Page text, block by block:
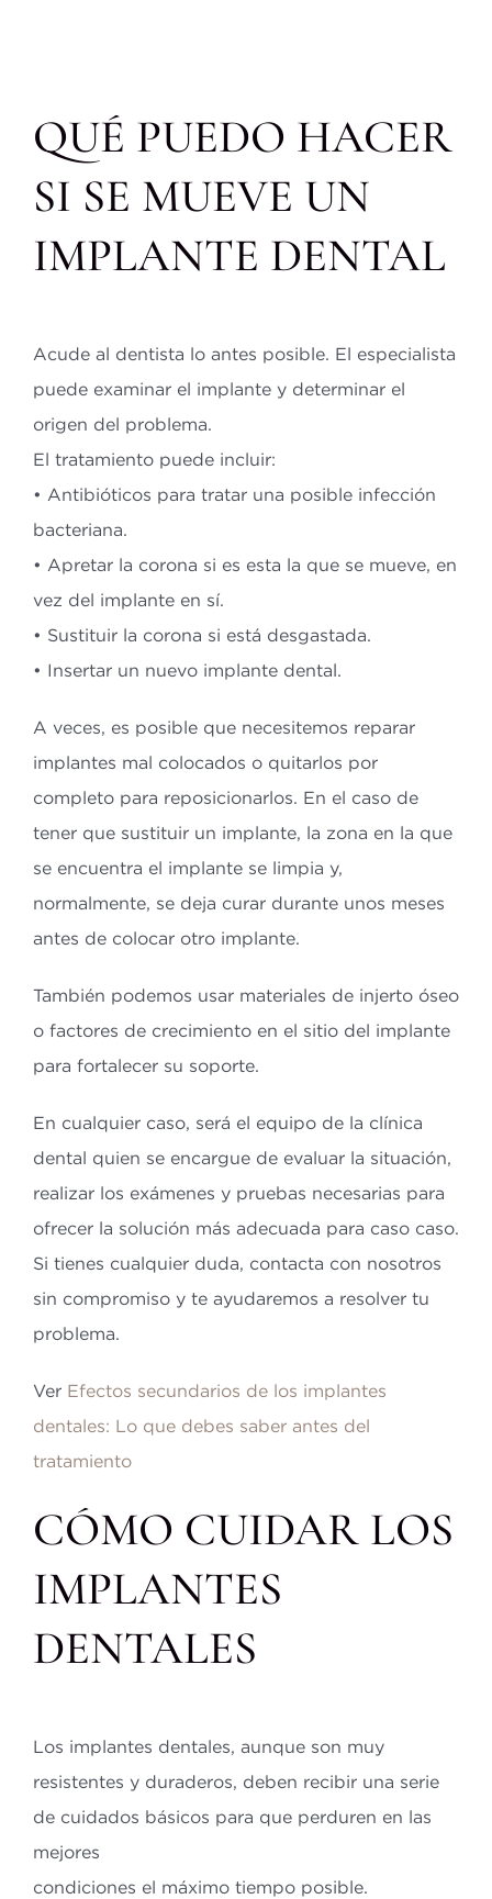
QUÉ PUEDO HACER
SI SE MUEVE UN
IMPLANTE DENTAL
Acude al dentista lo antes posible. El especialista
puede examinar el implante y determinar el
origen del problema.
El tratamiento puede incluir:
• Antibióticos para tratar una posible infección
bacteriana.
• Apretar la corona si es esta la que se mueve, en
vez del implante en sí.
• Sustituir la corona si está desgastada.
• Insertar un nuevo implante dental.
A veces, es posible que necesitemos reparar
implantes mal colocados o quitarlos por
completo para reposicionarlos. En el caso de
tener que sustituir un implante, la zona en la que
se encuentra el implante se limpia y,
normalmente, se deja curar durante unos meses
antes de colocar otro implante.
También podemos usar materiales de injerto óseo
o factores de crecimiento en el sitio del implante
para fortalecer su soporte.
En cualquier caso, será el equipo de la clínica
dental quien se encargue de evaluar la situación,
realizar los exámenes y pruebas necesarias para
ofrecer la solución más adecuada para caso caso.
Si tienes cualquier duda, contacta con nosotros
sin compromiso y te ayudaremos a resolver tu
problema.
Ver Efectos secundarios de los implantes
dentales: Lo que debes saber antes del
tratamiento
CÓMO CUIDAR LOS
IMPLANTES
DENTALES
Los implantes dentales, aunque son muy
resistentes y duraderos, deben recibir una serie
de cuidados básicos para que perduren en las
mejores
condiciones el máximo tiempo posible.